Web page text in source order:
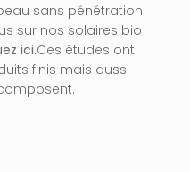
sans pénétration
sur nos solaires bio
ici.Ces études ont
finis mais aussi